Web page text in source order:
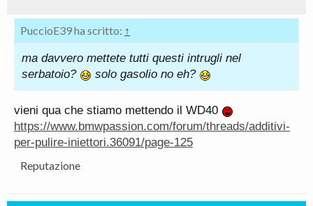
PuccioE39 ha scritto: ↑
ma davvero mettete tutti questi intrugli nel
serbatoio?
solo gasolio no eh?
vieni qua che stiamo mettendo il WD40
https://www.bmwpassion.com/forum/threads/additivi-
per-pulire-iniettori.36091/page-125
Reputazione